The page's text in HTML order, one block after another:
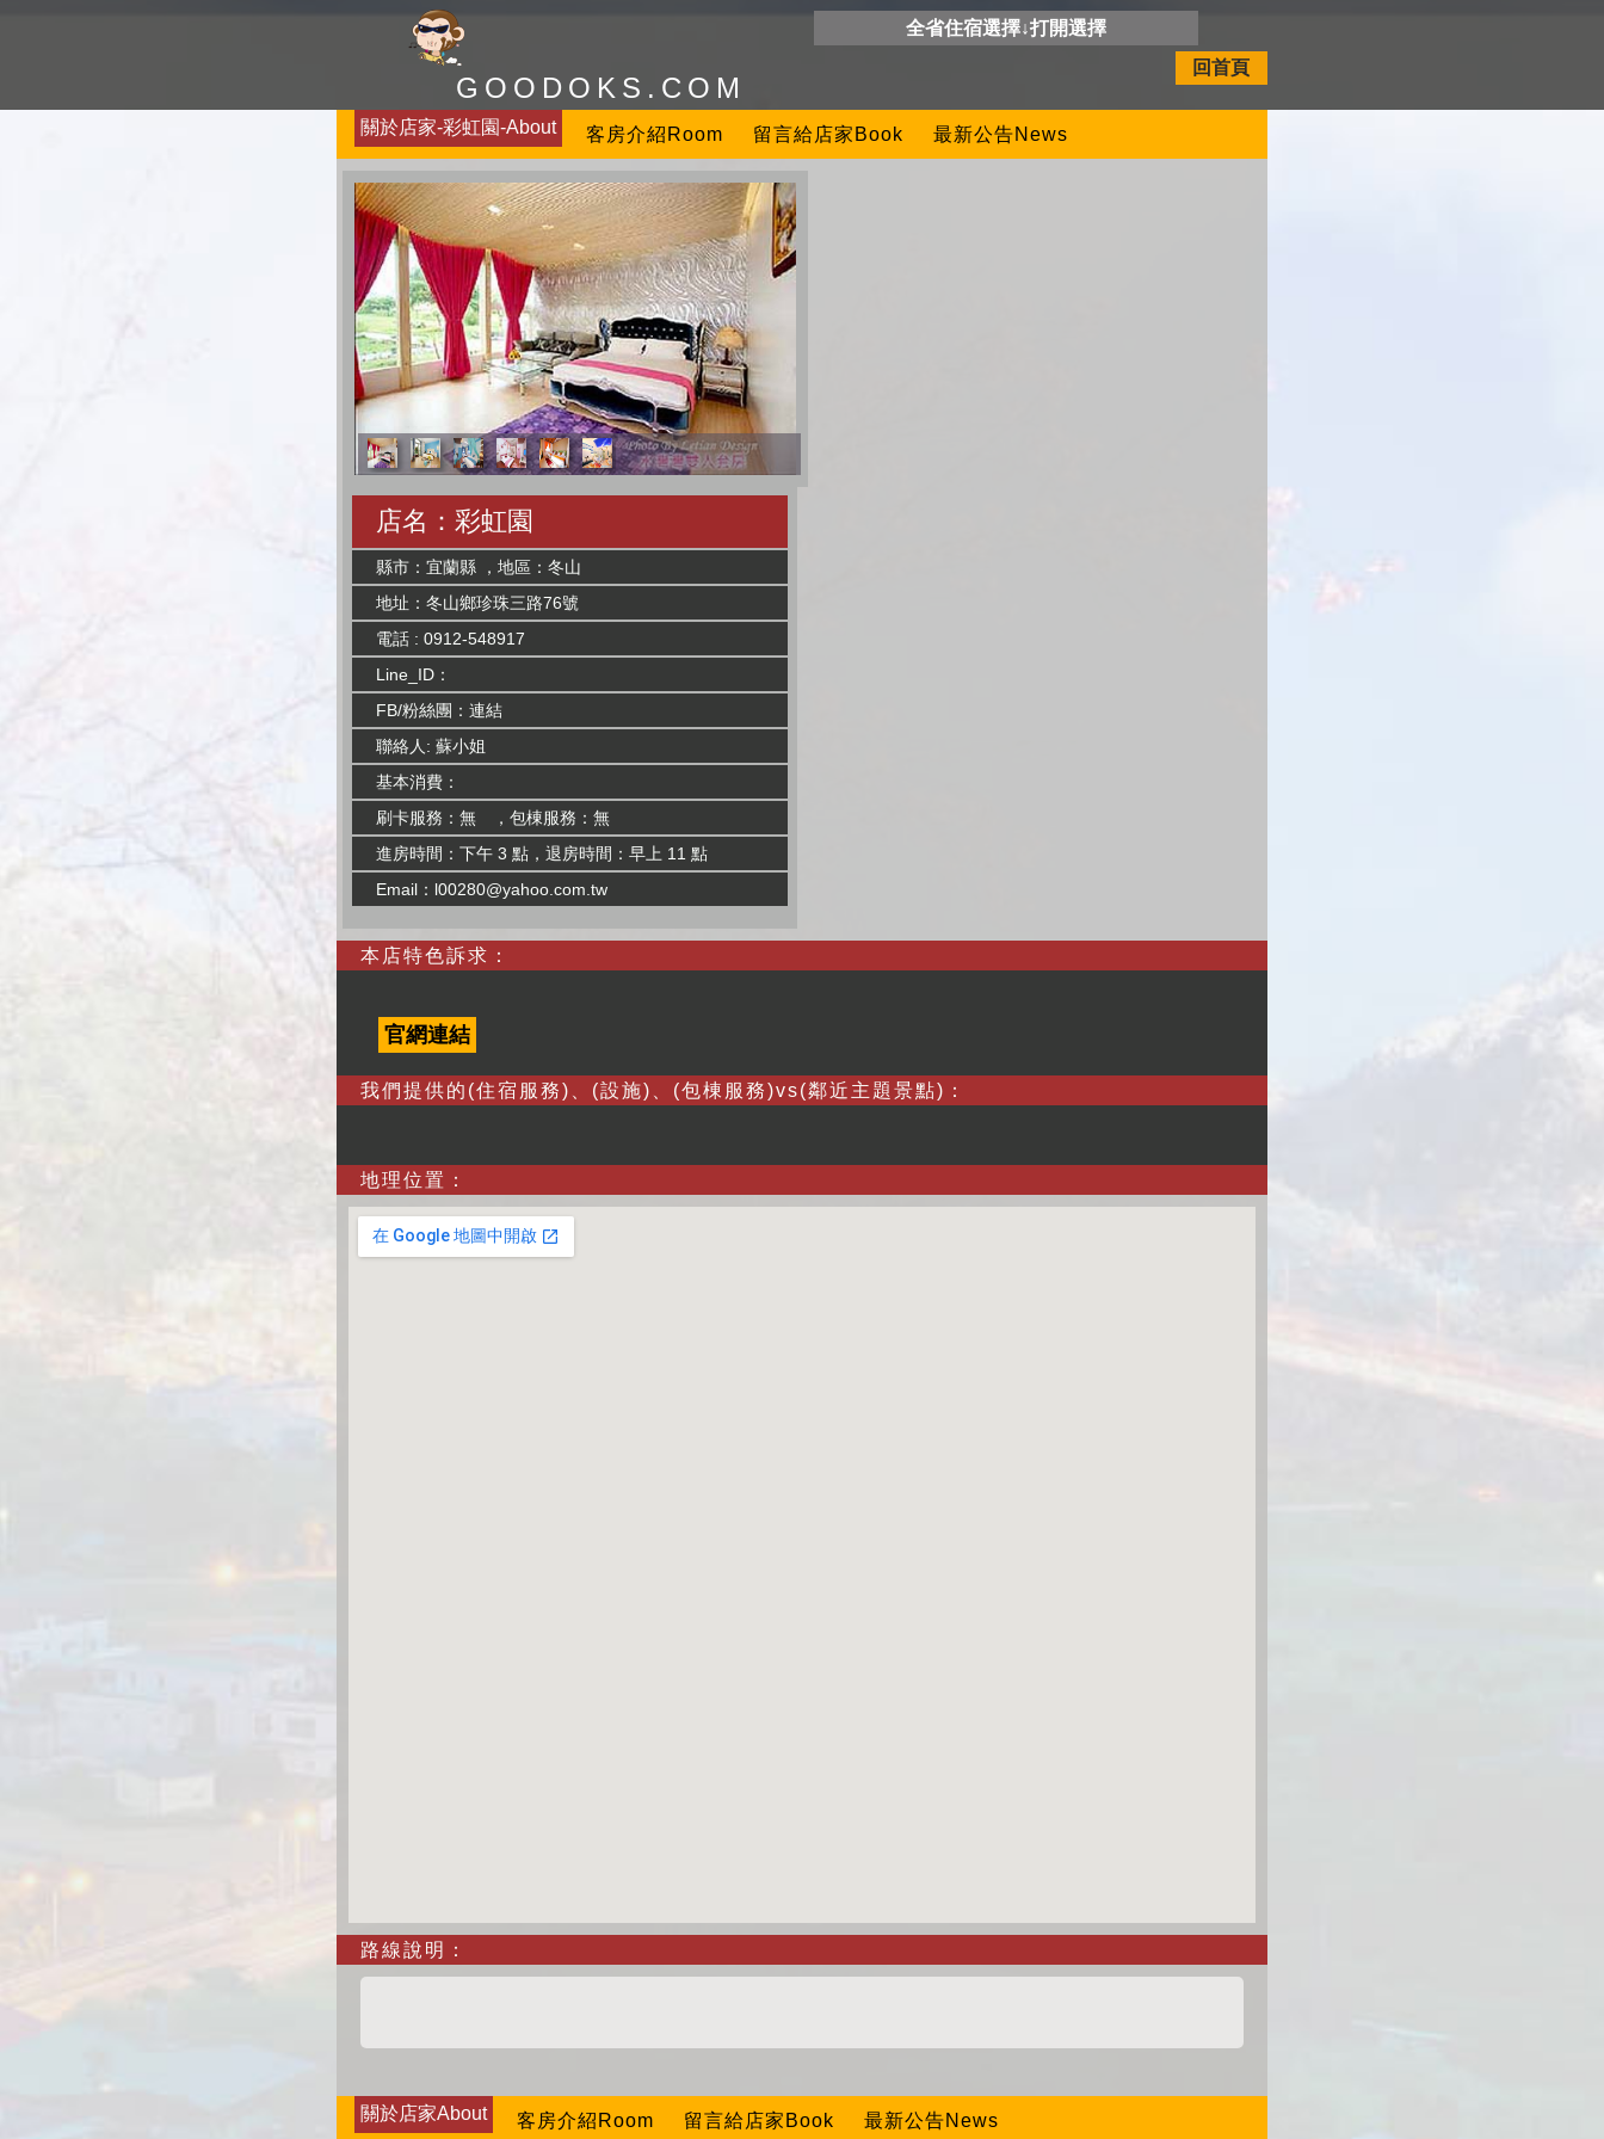
GOODOKS.COM
全省住宿選擇↓打開選擇
回首頁
關於店家-彩虹園-About 客房介紹Room 留言給店家Book 最新公告News
店名：彩虹園
縣市：宜蘭縣 ，地區：冬山
地址：冬山鄉珍珠三路76號
電話 : 0912-548917
Line_ID：
FB/粉絲團：連結
聯絡人: 蘇小姐
基本消費：
刷卡服務：無 ，包棟服務：無
進房時間：下午 3 點，退房時間：早上 11 點
Email： l00280@yahoo.com.tw
本店特色訴求：
官網連結
我們提供的(住宿服務)、(設施)、(包棟服務)vs(鄰近主題景點)：
地理位置：
路線說明：
關於店家About 客房介紹Room 留言給店家Book 最新公告News